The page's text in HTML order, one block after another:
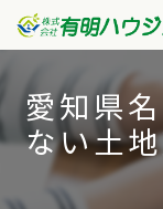
愛知県
ない土